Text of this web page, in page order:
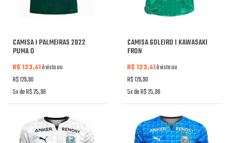
CAMISA I PALMEIRAS 2022
PUMA O
R$ 123,41à vista ou
R$ 129,90
5x de R$ 25,98
CAMISA GOLEIRO I KAWASAKI
FRON
R$ 123,41à vista ou
R$ 129,90
5x de R$ 25,98